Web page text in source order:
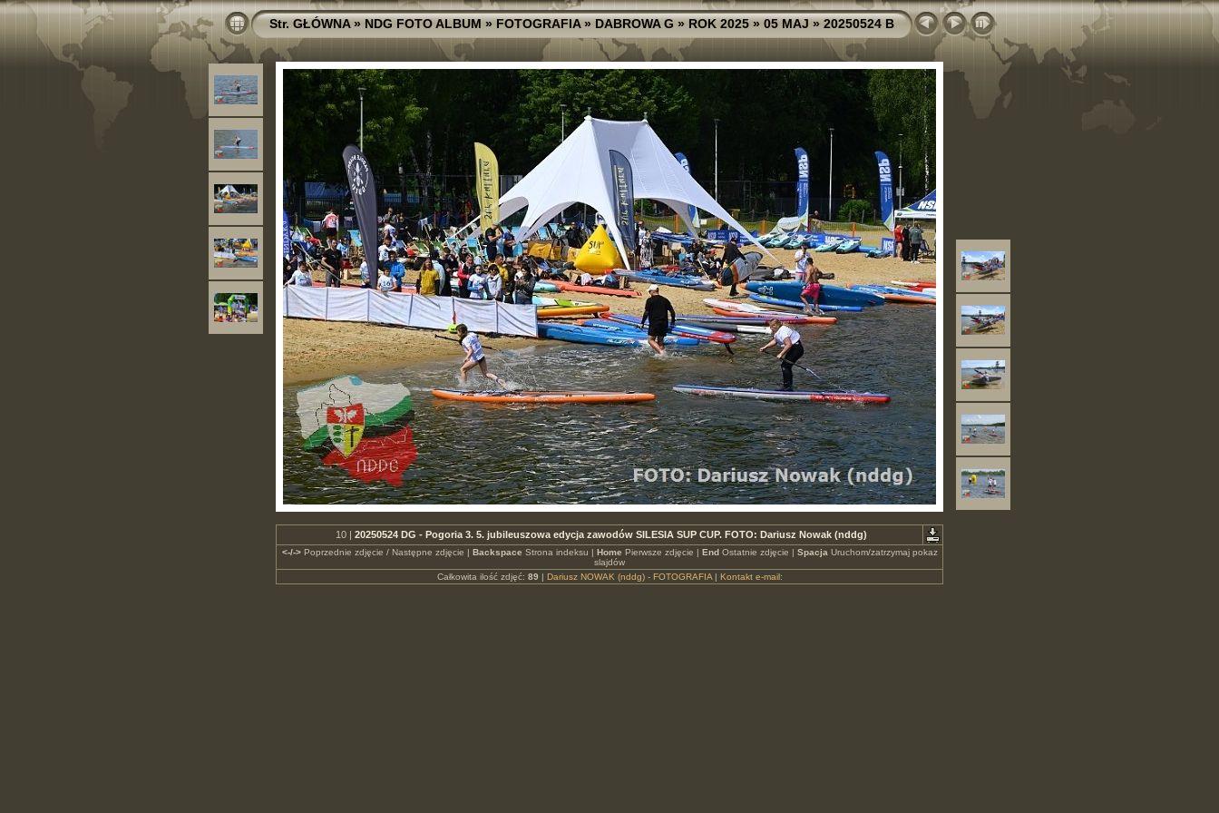
Str. GŁÓWNA»NDG FOTO ALBUM»FOTOGRAFIA»DABROWA G»ROK 2025»05 MAJ»20250524 B
10 | 20250524 DG - Pogoria 3. 5. jubileuszowa edycja zawodów SILESIA SUP CUP. FOTO: Dariusz Nowak (nddg)
<-/->Poprzednie zdjęcie / Następne zdjęcie | Backspace Strona indeksu | Home Pierwsze zdjęcie | EndOstatnie zdjęcie | Spacja Uruchom/zatrzymaj pokaz
slajdów
Całkowita ilość zdjęć: 89 | Dariusz NOWAK (nddg) - FOTOGRAFIA| Kontakt e-mail: